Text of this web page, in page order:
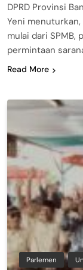
DPRD Provinsi
Yeni
mulai dari SPMB,
permintaan
Read More
Parlemen